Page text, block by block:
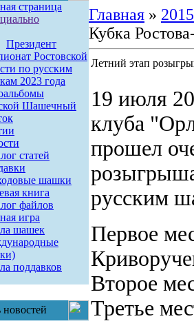
страница
Президент
Ростовской
по русским
2023 года
Шашечный
статей
шашки
книга
файлов
игра
шашек
поддавков
Главная» 2015
Кубка
Летний этап
19 июля
клуба
прошел
русским
Первое
Второе
Третье